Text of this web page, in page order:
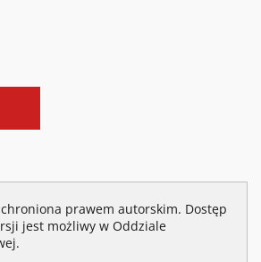
prawem autorskim. Dostęp
jest możliwy w Oddziale